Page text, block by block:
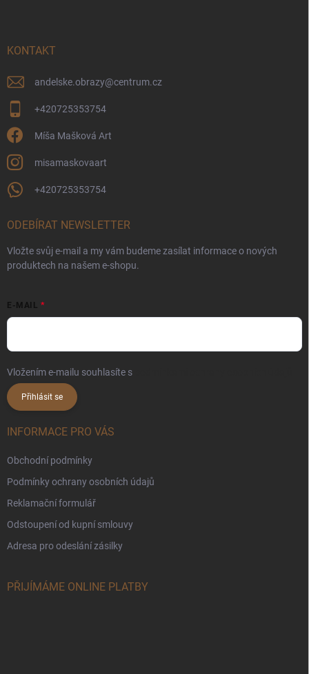
KONTAKT
andelske.obrazy@centrum.cz
+420725353754
Míša Mašková Art
misamaskovaart
+420725353754
ODEBÍRAT NEWSLETTER
Vložte svůj e-mail a my vám budeme zasílat informace o nových
produktech na našem e-shopu.
E-MAIL
Vložením e-mailu souhlasíte s
Přihlásit se
INFORMACE PRO VÁS
Obchodní podmínky
Podmínky ochrany osobních údajů
Reklamační formulář
Odstoupení od kupní smlouvy
Adresa pro odeslání zásilky
PŘIJÍMÁME ONLINE PLATBY